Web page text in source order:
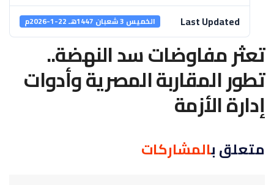
Last Updated الخميس 3 شعبان 1447هـ 22-1-2026م
تعثر مفاوضات سد النهضة..
تطور المقاربة المصرية وأدوات
إدارة الأزمة
متعلق بالمشاركات